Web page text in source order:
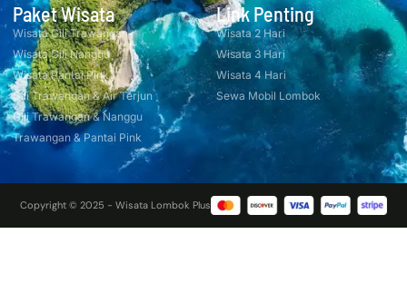
Paket Wisata
Wisata Gili Trawangan
Wisata Gili Nanggu
Wisata Pantai Pink
Gili Trawangan & Air Terjun
Gili Trawangan & Nanggu
Trawangan & Pantai Pink
Link Penting
Wisata 2 Hari
Wisata 3 Hari
Wisata 4 Hari
Sewa Mobil Lombok
Copyright © 2025 - Wisata Lombok Plus